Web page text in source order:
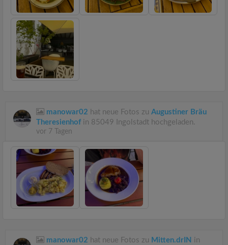
manowar02 hat neue Fotos zu Augustiner Bräu
Theresienhof in 85049 Ingolstadt hochgeladen.
vor 7 Tagen
manowar02 hat neue Fotos zu Mitten.drIN in